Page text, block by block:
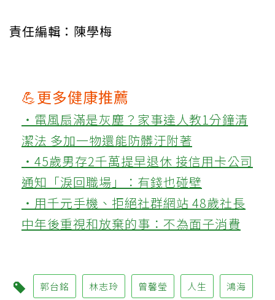
責任編輯：陳學梅
💪更多健康推薦
‧電風扇滿是灰塵？家事達人教1分鐘清
潔法 多加一物還能防髒汙附著
‧45歲男存2千萬提早退休 接信用卡公司
通知「淚回職場」：有錢也碰壁
‧用千元手機、拒絕社群網站 48歲社長
中年後重視和放棄的事：不為面子消費
郭台銘 林志玲 曾馨瑩 人生 鴻海